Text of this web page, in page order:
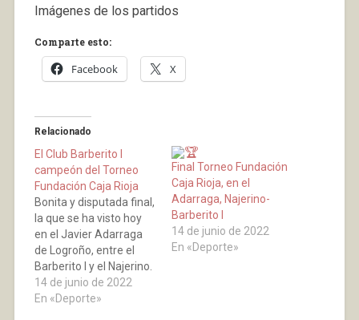
Imágenes de los partidos
Comparte esto:
Facebook X
Relacionado
El Club Barberito I
campeón del Torneo
Fundación Caja Rioja
Bonita y disputada final,
la que se ha visto hoy
en el Javier Adarraga
de Logroño, entre el
Barberito I y el Najerino.
Se ha llegado al último
partido en el que los de
14 de junio de 2022
En «Deporte»
Final Torneo Fundación
Caja Rioja, en el
Adarraga, Najerino-
Barberito I
14 de junio de 2022
En «Deporte»